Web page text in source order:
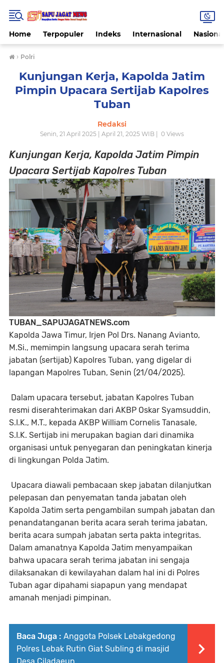
Home Terpopuler Indeks Internasional
› Polri
Kunjungan Kerja, Kapolda Jatim
Pimpin Upacara Sertijab Kapolres
Tuban
Redaksi
Senin, 21 April 2025 | April 21, 2025 WIB | 0 Views
Kunjungan Kerja, Kapolda Jatim Pimpin
Upacara Sertijab Kapolres Tuban
TUBAN_SAPUJAGATNEWS.com
Kapolda Jawa Timur, Irjen Pol Drs. Nanang Avianto,
M.Si., memimpin langsung upacara serah terima
jabatan (sertijab) Kapolres Tuban, yang digelar di
lapangan Mapolres Tuban, Senin (21/04/2025).
Dalam upacara tersebut, jabatan Kapolres Tuban
resmi diserahterimakan dari AKBP Oskar Syamsuddin,
S.I.K., M.T., kepada AKBP William Cornelis Tanasale,
S.I.K. Sertijab ini merupakan bagian dari dinamika
organisasi untuk penyegaran dan peningkatan kinerja
di lingkungan Polda Jatim.
Upacara diawali pembacaan skep jabatan dilanjutkan
pelepasan dan penyematan tanda jabatan oleh
Kapolda Jatim serta pengambilan sumpah jabatan dan
penandatanganan berita acara serah terima jabatan,
berita acara sumpah jabatan serta pakta integritas.
Dalam amanatnya Kapolda Jatim menyampaikan
bahwa upacara serah terima jabatan ini sengaja
dilaksanakan di kewilayahan dalam hal ini di Polres
Tuban agar dipahami siapapun yang mendapat
amanah menjadi pimpinan.
Baca Juga : Anggota Polsek Lebakgedong
Polres Lebak Rutin Giat Subling di masjid